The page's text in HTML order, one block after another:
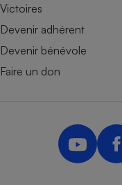
Victoires
Devenir adhérent
Devenir bénévole
Faire un don